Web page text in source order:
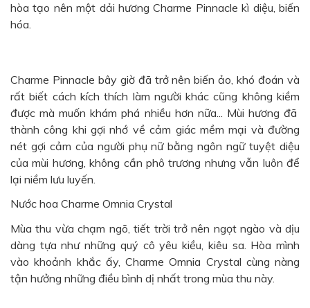
hòa tạo nên một dải hươngCharme Pinnacle kì diệu, biến
hóa.
Charme Pinnacle bây giờ đã trở nên biến ảo, khó đoán và
rất biết cách kích thích làm người khác cũng không kiềm
được mà muốn khám phá nhiều hơn nữa... Mùi hương đã
thành công khi gợi nhớ về cảm giác mềm mại và đường
nét gợi cảm của người phụ nữ bằng ngôn ngữ tuyệt diệu
của mùi hương, không cần phô trương nhưng vẫn luôn để
lại niềm lưu luyến.
Nước hoa Charme Omnia Crystal
Mùa thu vừa chạm ngõ, tiết trời trở nên ngọt ngào và dịu
dàng tựa như những quý cô yêu kiều, kiêu sa. Hòa mình
vào khoảnh khắc ấy, Charme Omnia Crystal cùng nàng
tận hưởng những điều bình dị nhất trong mùa thu này.